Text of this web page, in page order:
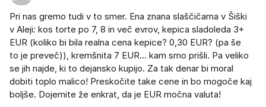
Pri nas gremo tudi v to smer. Ena znana slaščičarna v Šiški
v Aleji: kos torte po 7, 8 in več evrov, kepica sladoleda 3+
EUR (koliko bi bila realna cena kepice? 0,30 EUR? (pa še
to je preveč)), kremšnita 7 EUR... kam smo prišli. Pa veliko
se jih najde, ki to dejansko kupijo. Za tak denar bi moral
dobiti toplo malico! Preskočite take cene in bo mogoče kaj
boljše. Dojemite že enkrat, da je EUR močna valuta!